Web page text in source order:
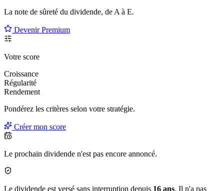
La note de sûreté du dividende, de A à E.
Devenir Premium
Votre score
Croissance
Régularité
Rendement
Pondérez les critères selon votre stratégie.
Créer mon score
Le prochain dividende n'est pas encore annoncé.
Le dividende est versé sans interruption depuis 16 ans. Il n'a pas